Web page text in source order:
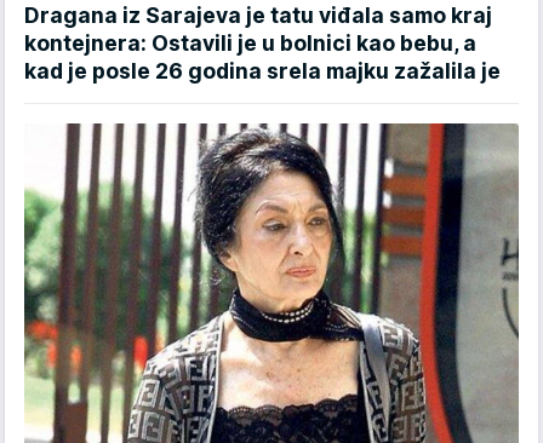
Dragana iz Sarajeva je tatu viđala samo kraj
kontejnera: Ostavili je u bolnici kao bebu, a
kad je posle 26 godina srela majku zažalila je